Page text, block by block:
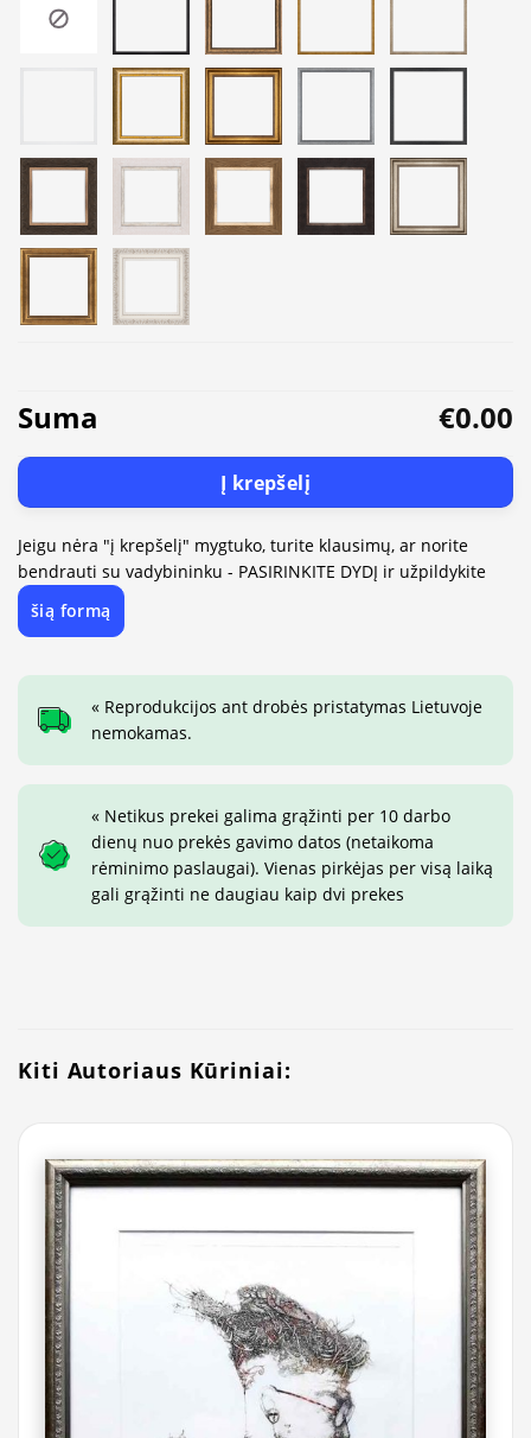
Suma €0.00
Į krepšelį
Jeigu nėra "į krepšelį" mygtuko, turite klausimų, ar norite
bendrauti su vadybininku - PASIRINKITE DYDĮ ir užpildykite
šią formą
« Reprodukcijos ant drobės pristatymas Lietuvoje
nemokamas.
« Netikus prekei galima grąžinti per 10 darbo
dienų nuo prekės gavimo datos (netaikoma
rėminimo paslaugai). Vienas pirkėjas per visą laiką
gali grąžinti ne daugiau kaip dvi prekes
Kiti Autoriaus Kūriniai: